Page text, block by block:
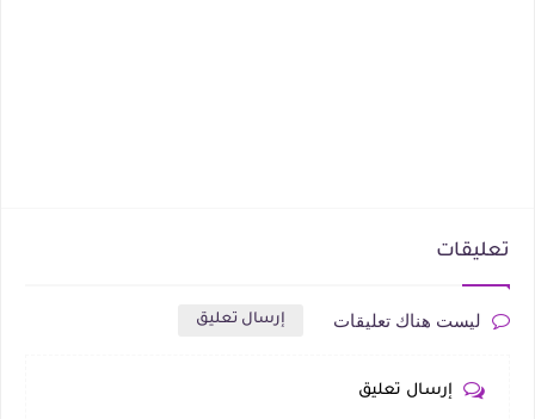
تعليقات
ليست هناك تعليقات إرسال تعليق
إرسال تعليق